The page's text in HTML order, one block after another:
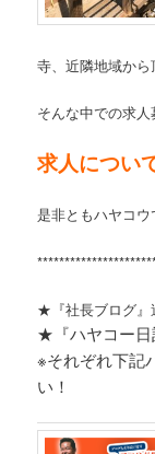
寺、近隣地域から
そんな中での求
求人につい
是非ともハヤコ
★『社長ブログ』
★『ハヤコー日
※それぞれ下記
い！